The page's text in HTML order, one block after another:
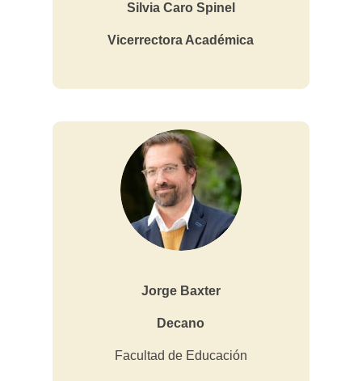
Silvia Caro Spinel
Vicerrectora Académica
Jorge Baxter
Decano
Facultad de Educación